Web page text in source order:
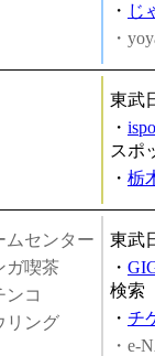
・ じ
・
東武
・
スポ
・ 栃
ムセンター
ガ喫茶
ンコ
リング
東武
・
検索
・ チ
・e-